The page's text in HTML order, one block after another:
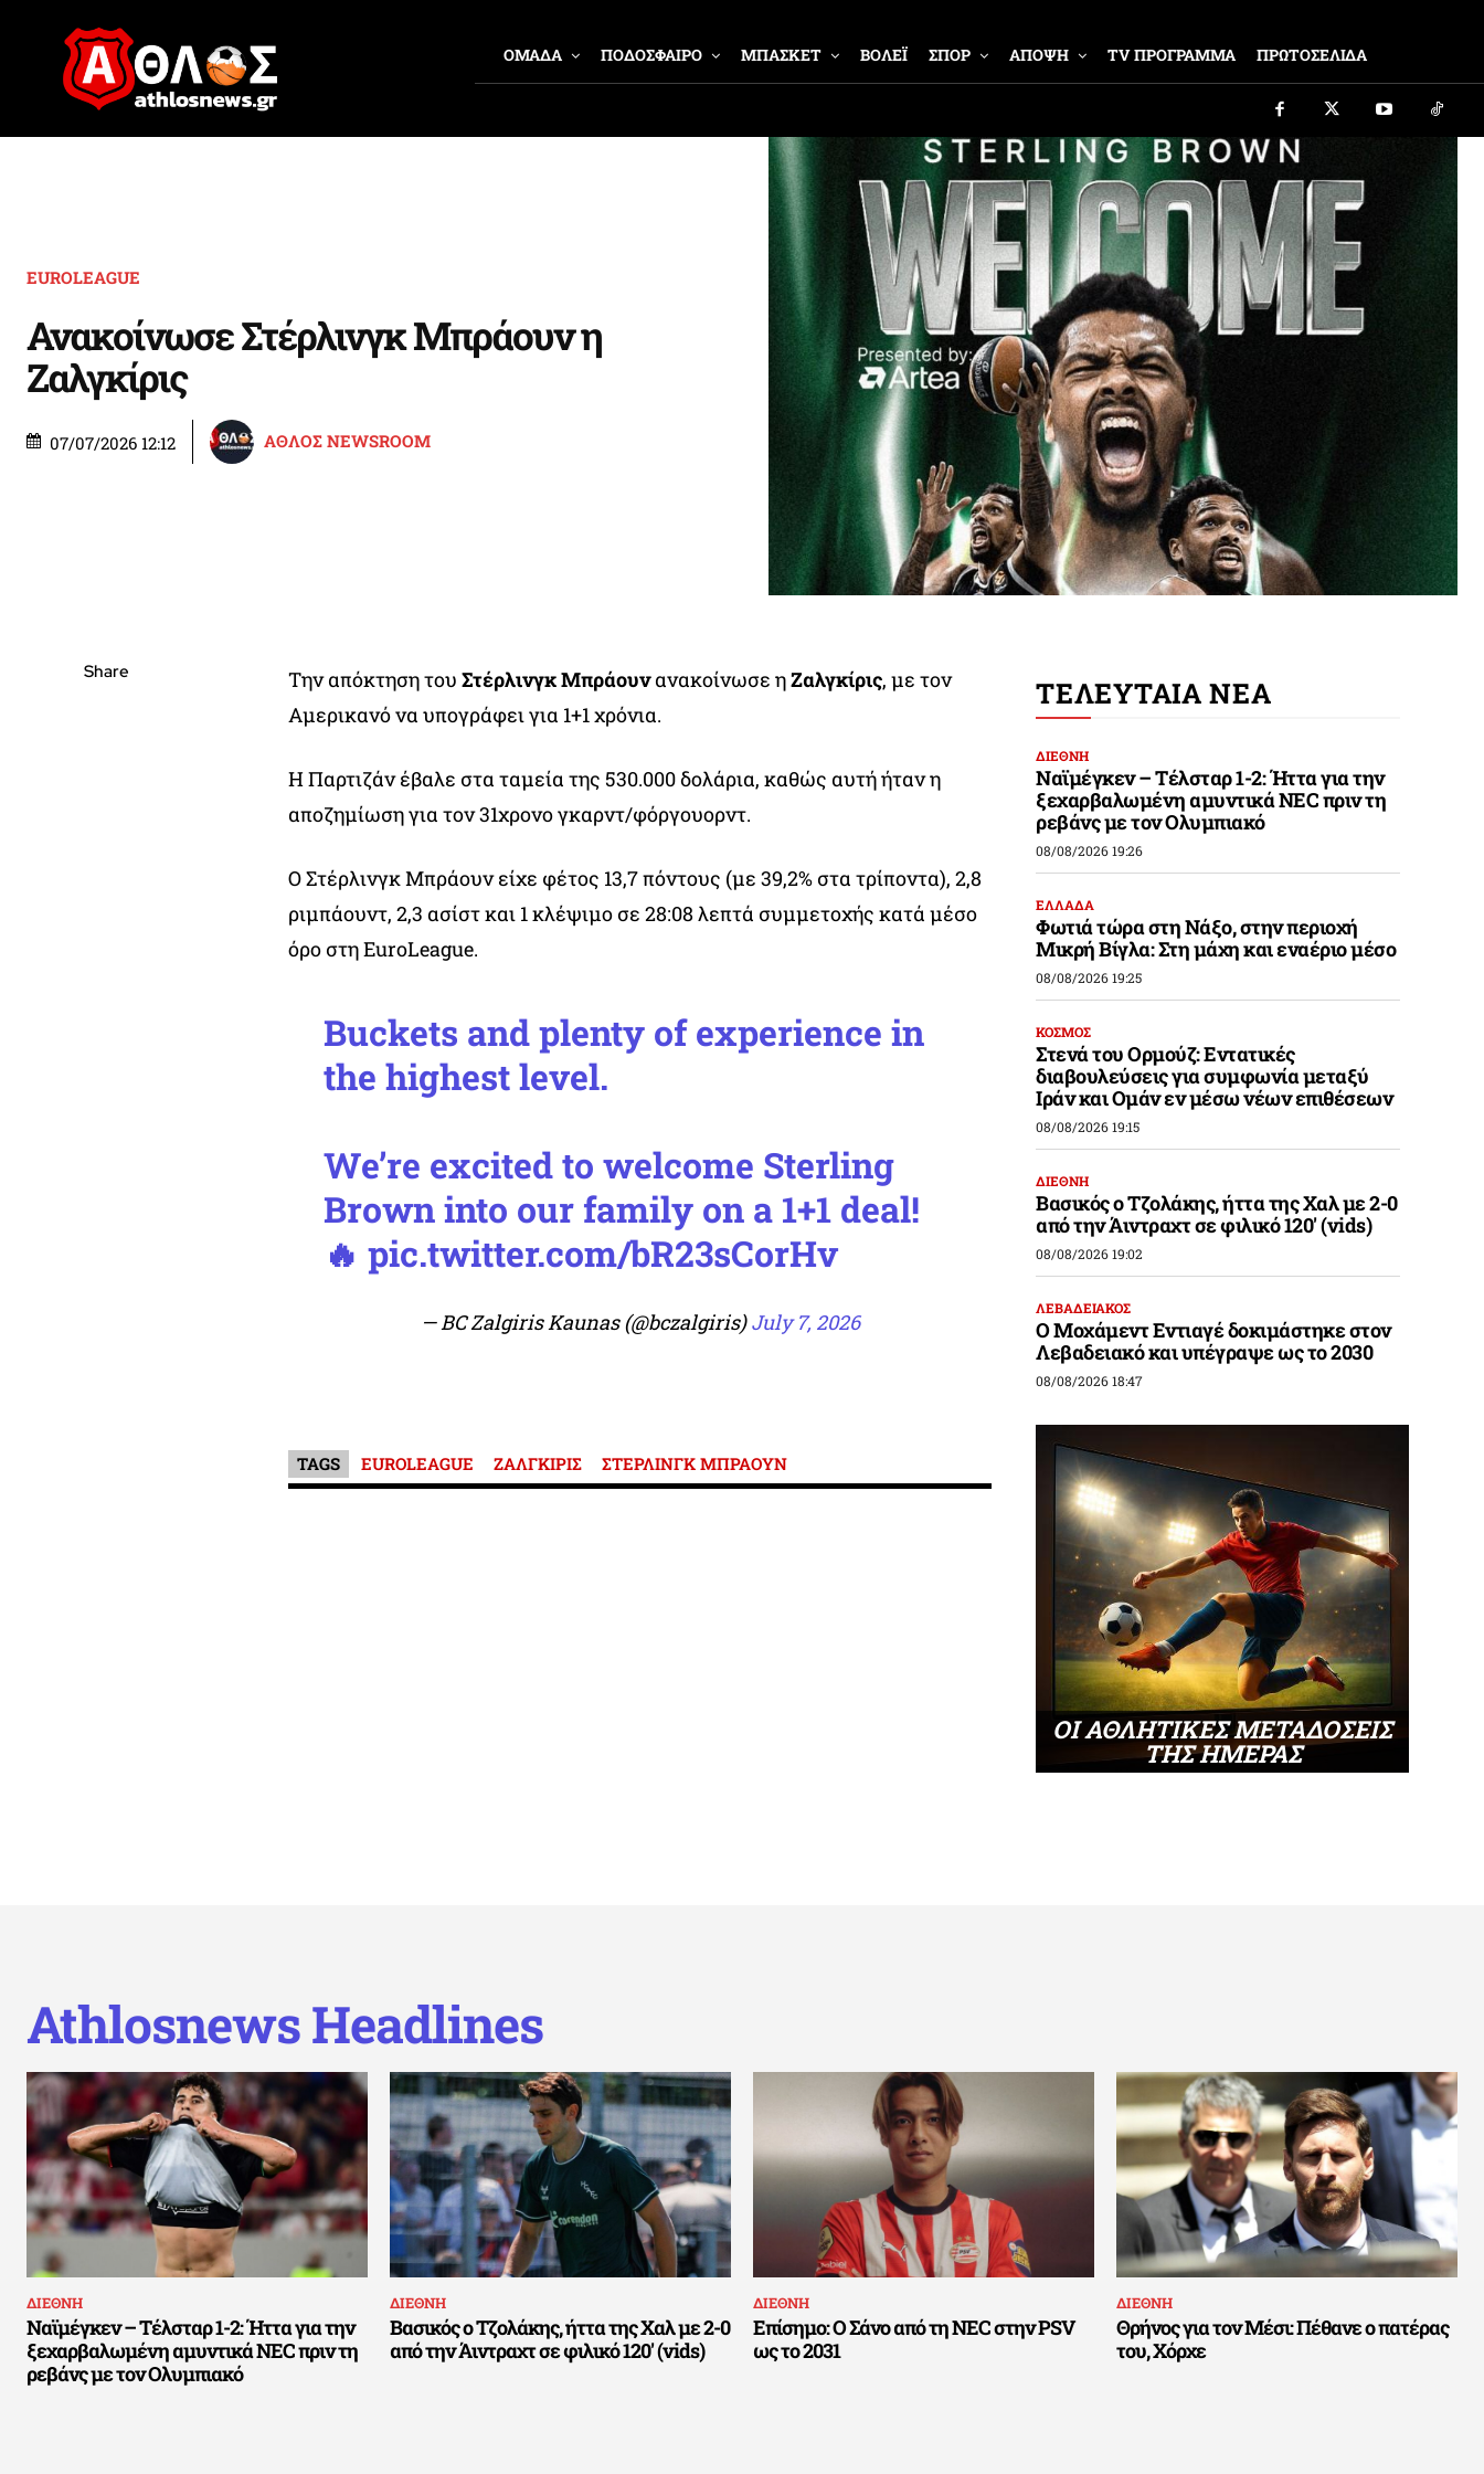
ΟΜΑΔΑ ΠΟΔΟΣΦΑΙΡΟ ΜΠΑΣΚΕΤ ΒΟΛΕΪ ΣΠΟΡ ΑΠΟΨΗ TV ΠΡΟΓΡΑΜΜΑ ΠΡΩΤΟΣΕΛΙΔΑ
EUROLEAGUE
Ανακοίνωσε Στέρλινγκ Μπράουν η
Ζαλγκίρις
07/07/2026 12:12 ΑΘΛΟΣ NEWSROOM
Share Την απόκτηση του Στέρλινγκ Μπράουνανακοίνωσε ηΖαλγκίρις, με τον
Αμερικανό να υπογράφει για 1+1 χρόνια.
Η Παρτιζάν έβαλε στα ταμεία της 530.000 δολάρια, καθώς αυτή ήταν η
αποζημίωση για τον 31χρονο γκαρντ/φόργουορντ.
Ο Στέρλινγκ Μπράουν είχε φέτος 13,7 πόντους (με 39,2% στα τρίποντα), 2,8
ριμπάουντ, 2,3 ασίστ και 1 κλέψιμο σε 28:08 λεπτά συμμετοχής κατά μέσο
όρο στη EuroLeague.
Buckets and plenty of experience in
the highest level.
We’re excited to welcome Sterling
Brown into our family on a 1+1 deal!
🔥 pic.twitter.com/bR23sCorHv
— BC Zalgiris Kaunas (@bczalgiris)July 7, 2026
TAGS EUROLEAGUE ΖΑΛΓΚΙΡΙΣ ΣΤΕΡΛΙΝΓΚ ΜΠΡΑΟΥΝ
ΤΕΛΕΥΤΑΙΑ ΝΕΑ
ΔΙΕΘΝΗ
Ναϊμέγκεν – Τέλσταρ 1-2: Ήττα για την
ξεχαρβαλωμένη αμυντικά NEC πριν τη
ρεβάνς με τον Ολυμπιακό
08/08/2026 19:26
ΕΛΛΑΔΑ
Φωτιά τώρα στη Νάξο, στην περιοχή
Μικρή Βίγλα: Στη μάχη και εναέριο μέσο
08/08/2026 19:25
ΚΟΣΜΟΣ
Στενά του Ορμούζ: Εντατικές
διαβουλεύσεις για συμφωνία μεταξύ
Ιράν και Ομάν εν μέσω νέων επιθέσεων
08/08/2026 19:15
ΔΙΕΘΝΗ
Βασικός ο Τζολάκης, ήττα της Χαλ με 2-0
από την Άιντραχτ σε φιλικό 120′ (vids)
08/08/2026 19:02
ΛΕΒΑΔΕΙΑΚΟΣ
Ο Μοχάμεντ Εντιαγέ δοκιμάστηκε στον
Λεβαδειακό και υπέγραψε ως το 2030
08/08/2026 18:47
ΟΙ ΑΘΛΗΤΙΚΕΣ ΜΕΤΑΔΟΣΕΙΣ
ΤΗΣ ΗΜΕΡΑΣ
Athlosnews Headlines
ΔΙΕΘΝΗ
Ναϊμέγκεν – Τέλσταρ 1-2: Ήττα για την
ξεχαρβαλωμένη αμυντικά NEC πριν τη
ρεβάνς με τον Ολυμπιακό
ΔΙΕΘΝΗ
Βασικός ο Τζολάκης, ήττα της Χαλ με 2-0
από την Άιντραχτ σε φιλικό 120′ (vids)
ΔΙΕΘΝΗ
Επίσημο: Ο Σάνο από τη NEC στην PSV
ως το 2031
ΔΙΕΘΝΗ
Θρήνος για τον Μέσι: Πέθανε ο πατέρας
του, Χόρχε